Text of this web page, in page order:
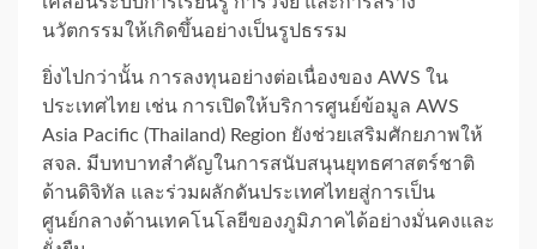
นวัตกรรมให้เกิดขึ้นอย่างเป็นรูปธรรม
ยิ่งไปกว่านั้น การลงทุนอย่างต่อเนื่องของ AWS ใน
ประเทศไทย เช่น การเปิดให้บริการศูนย์ข้อมูล AWS
Asia Pacific (Thailand) Region ยังช่วยเสริมศักยภาพให้
สจล. มีบทบาทสำคัญในการสนับสนุนยุทธศาสตร์ชาติ
ด้านดิจิทัล และร่วมผลักดันประเทศไทยสู่การเป็น
ศูนย์กลางด้านเทคโนโลยีของภูมิภาคได้อย่างมั่นคงและ